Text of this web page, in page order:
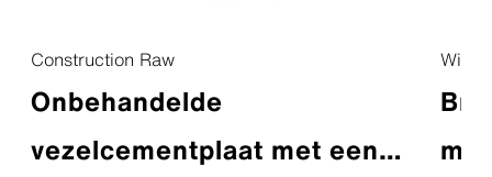
Construction Raw
Onbehandelde
vezelcementplaat met een